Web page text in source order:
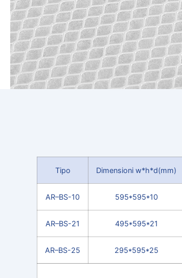
Tipo Dimensioni w*h*d(mm)
AR–BS-10 595*595*10
AR–BS-21 495*595*21
AR–BS-25 295*595*25